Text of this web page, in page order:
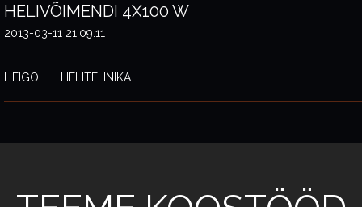
HELIVÕIMENDI 4X100 W
2013-03-11 21:09:11
HEIGO HELITEHNIKA